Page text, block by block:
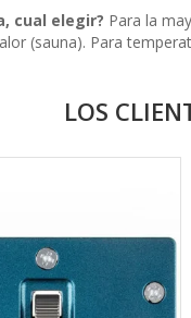
cual elegir? Para la
(sauna). Para
LOS